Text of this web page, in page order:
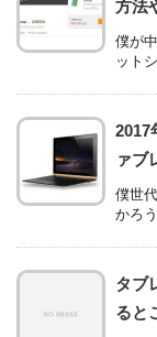
方法
僕が
ット
2017
ァブ
僕世
かろ
タブ
ると